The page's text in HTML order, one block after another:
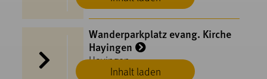
Inhalt laden
Wanderparkplatz evang. Kirche
Hayingen
Hayingen